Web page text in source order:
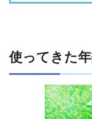
使ってきた